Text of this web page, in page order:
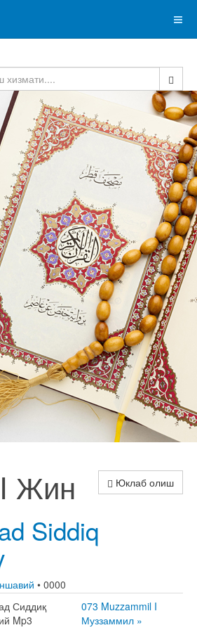
Юклаб олиш
Жин
Siddiq
• 0000
Сиддиқ
Mp3
073 Muzzammil I
Муззаммил »